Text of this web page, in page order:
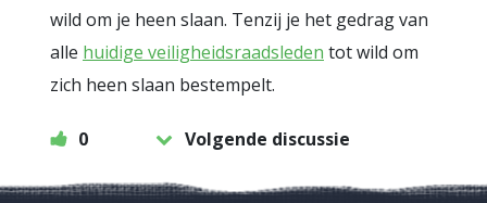
wild om je heen slaan. Tenzij je het gedrag van
alle huidige veiligheidsraadsleden tot wild om
zich heen slaan bestempelt.
0 Volgende discussie